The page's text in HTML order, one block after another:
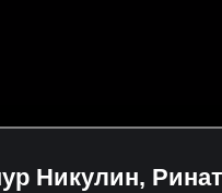
Никулин,